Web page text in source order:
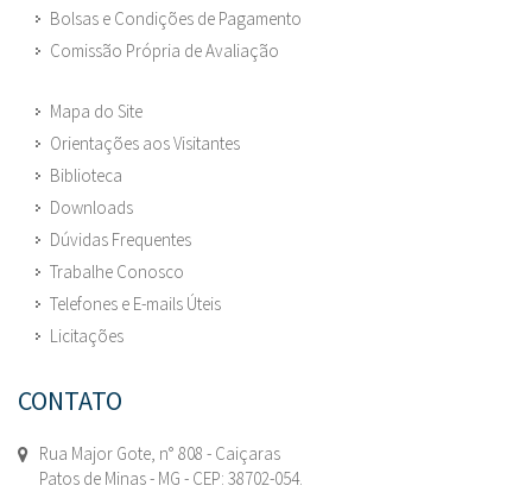
Bolsas e Condições de Pagamento
Comissão Própria de Avaliação
Mapa do Site
Orientações aos Visitantes
Biblioteca
Downloads
Dúvidas Frequentes
Trabalhe Conosco
Telefones e E-mails Úteis
Licitações
CONTATO
Rua Major Gote, n° 808 - Caiçaras
Patos de Minas - MG - CEP: 38702-054.